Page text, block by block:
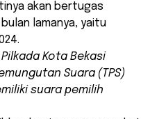
akan bertugas
lamanya, yaitu
Kota Bekasi
Suara (TPS)
suara pemilih